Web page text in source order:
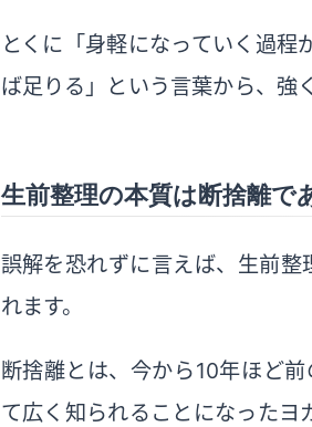
とくに「身軽になっていく過
ば足りる」という言葉から、強
生前整理の本質は断捨離で
誤解を恐れずに言えば、生前
れます。
断捨離とは、今から10年ほど
て広く知られることになったヨ